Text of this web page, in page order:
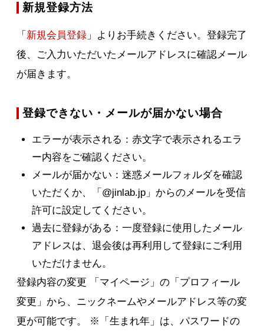
新規登録方法
「 新規会員登録 」よりお手続きください。登録完了
後、ご入力いただいたメールアドレスに確認メール
が届きます。
登録できない・メールが届かない場合
エラーが表示される：赤文字で表示されるエラ
ー内容をご確認ください。
メールが届かない：迷惑メールフォルダを確認
いただくか、「@jinlab.jp」からのメールを受信
許可に設定してください。
過去に登録がある：一度登録に使用したメール
アドレスは、退会後は再利用して登録にご利用
いただけません。
登録内容の変更 「マイページ」の「プロフィール
変更」から、ニックネームやメールアドレス等の変
更が可能です。 ※「生まれ年」は、パスワードの